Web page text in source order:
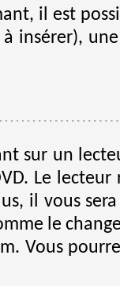
il est
à insérer),
sur un
Le lecteur
il vous
le
Vous